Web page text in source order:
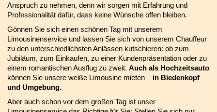
Anspruch zu nehmen, denn wir sorgen mit Erfahrung und
Professionalität dafür, dass keine Wünsche offen bleiben.
Gönnen Sie sich einen schönen Tag mit unserem
Limousinenservice und lassen Sie sich von unserem Chauffeur
zu den unterschiedlichsten Anlässen kutschieren: ob zum
Jubiläum, zum Einkaufen, zu einer Kundenpräsentation oder zu
einem romantischen Ausflug zu zweit. Auch als Hochzeitsauto
können Sie unsere weiße Limousine mieten – in Biedenkopf
und Umgebung.
Aber auch schon vor dem großen Tag ist unser